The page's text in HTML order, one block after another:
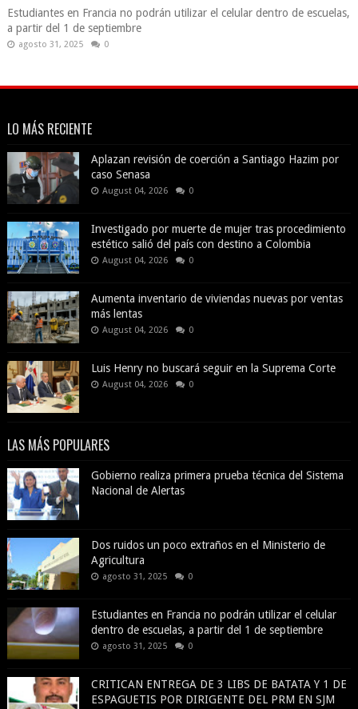
Estudiantes en Francia no podrán utilizar el celular dentro de escuelas,
a partir del 1 de septiembre
agosto 31, 2025 0
LO MÁS RECIENTE
Aplazan revisión de coerción a Santiago Hazim por
caso Senasa
August 04, 2026 0
Investigado por muerte de mujer tras procedimiento
estético salió del país con destino a Colombia
August 04, 2026 0
Aumenta inventario de viviendas nuevas por ventas
más lentas
August 04, 2026 0
Luis Henry no buscará seguir en la Suprema Corte
August 04, 2026 0
LAS MÁS POPULARES
Gobierno realiza primera prueba técnica del Sistema
Nacional de Alertas
Dos ruidos un poco extraños en el Ministerio de
Agricultura
agosto 31, 2025 0
Estudiantes en Francia no podrán utilizar el celular
dentro de escuelas, a partir del 1 de septiembre
agosto 31, 2025 0
CRITICAN ENTREGA DE 3 LIBS DE BATATA Y 1 DE
ESPAGUETIS POR DIRIGENTE DEL PRM EN SJM